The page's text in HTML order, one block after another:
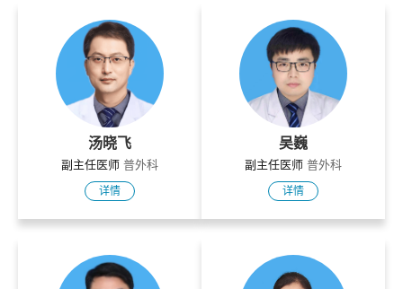
汤晓飞
副主任医师 普外科
详情
吴巍
副主任医师 普外科
详情